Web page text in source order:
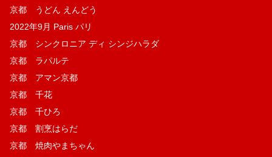
京都 うどん えんどう
2022年9月 Paris パリ
京都 シンクロニア ディ シンジハラダ
京都 ラパルテ
京都 アマン京都
京都 千花
京都 千ひろ
京都 割烹はらだ
京都 焼肉やまちゃん